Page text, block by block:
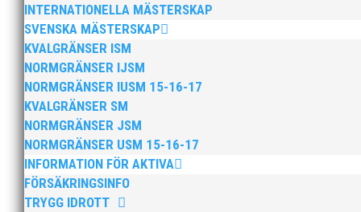
INTERNATIONELLA MÄSTERSKAP
SVENSKA MÄSTERSKAP
KVALGRÄNSER ISM
NORMGRÄNSER IJSM
NORMGRÄNSER IUSM 15-16-17
KVALGRÄNSER SM
NORMGRÄNSER JSM
NORMGRÄNSER USM 15-16-17
INFORMATION FÖR AKTIVA
FÖRSÄKRINGSINFO
TRYGG IDROTT
Jag gör inga försök att räkna upp medaljörer
tidsschemat fick springa helt utan support
Stort tack till alla aktiva för en fantastisk helg.
Ledare/Busschaufför Thomas Leandersson